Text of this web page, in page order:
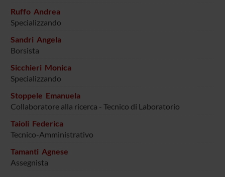
Ruffo Andrea
Specializzando
Sandri Angela
Borsista
Sicchieri Monica
Specializzando
Stoppele Emanuela
Collaboratore alla ricerca - Tecnico di Laboratorio
Taioli Federica
Tecnico-Amministrativo
Tamanti Agnese
Assegnista